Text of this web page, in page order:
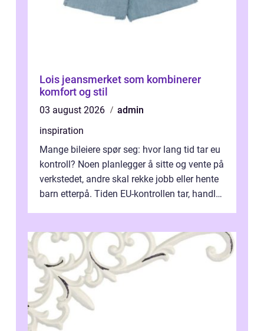
Lois jeansmerket som kombinerer
komfort og stil
03 august 2026
admin
inspiration
Mange bileiere spør seg: hvor lang tid tar eu
kontroll? Noen planlegger å sitte og vente på
verkstedet, andre skal rekke jobb eller hente
barn etterpå. Tiden EU-kontrollen tar, handler